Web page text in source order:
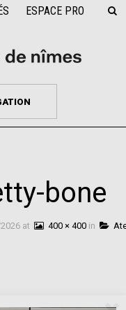
ESPACE PRO
bone
at 400 × 400in